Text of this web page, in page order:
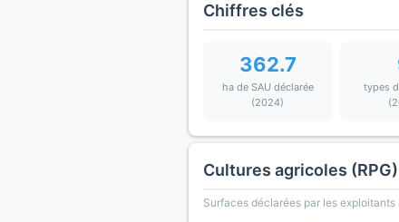
Chiffres clés
362.7
ha de SAU déclarée
(2024)
types
Cultures agricoles (RPG)
Surfaces déclarées par les